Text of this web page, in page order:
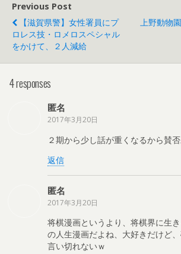
Previous Post
【滋賀県警】女性署員にプ
ロレス技・ロメロスペシャル
をかけて、２人減給
上野動物
4 responses
匿名
2017年3月20日
２期から少し話が重くなるから賛
返信
匿名
2017年3月20日
将棋漫画というより、将棋界に生き
の人生漫画だよね、大好きだけど
言い切れないｗ